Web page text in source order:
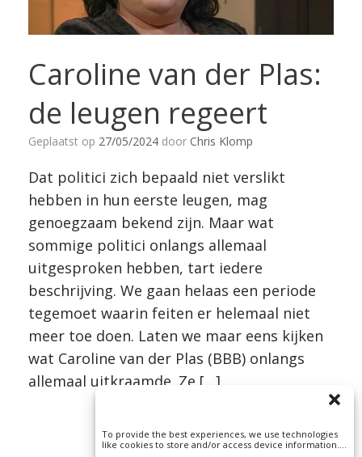
To provide the best experiences, we use technologies
like cookies to store and/or access device information.
Caroline van der Plas:
de leugen regeert
Geplaatst op 27/05/2024 door Chris Klomp
Dat politici zich bepaald niet verslikt
hebben in hun eerste leugen, mag
genoegzaam bekend zijn. Maar wat
sommige politici onlangs allemaal
uitgesproken hebben, tart iedere
beschrijving. We gaan helaas een periode
tegemoet waarin feiten er helemaal niet
meer toe doen. Laten we maar eens kijken
wat Caroline van der Plas (BBB) onlangs
allemaal uitkraamde. Ze […]